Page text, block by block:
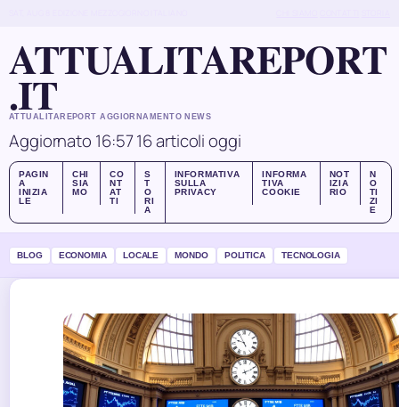
ATTUALITAREPORT
.IT
ATTUALITAREPORT AGGIORNAMENTO NEWS
Aggiornato 16:5716 articoli oggi
PAGIN
A
INIZIA
LE
CHI
SIA
MO
CO
NT
AT
TI
S
T
O
RI
A
INFORMATIVA
SULLA
PRIVACY
INFORMA
TIVA
COOKIE
NOT
IZIA
RIO
N
O
TI
ZI
E
BLOG ECONOMIA LOCALE MONDO POLITICA TECNOLOGIA